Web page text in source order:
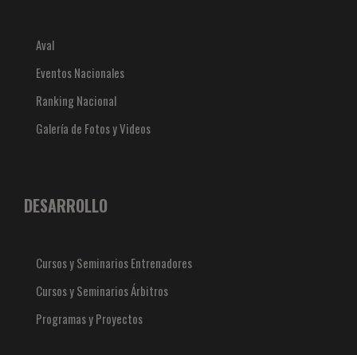
Aval
Eventos Nacionales
Ranking Nacional
Galería de Fotos y Videos
DESARROLLO
Cursos y Seminarios Entrenadores
Cursos y Seminarios Árbitros
Programas y Proyectos